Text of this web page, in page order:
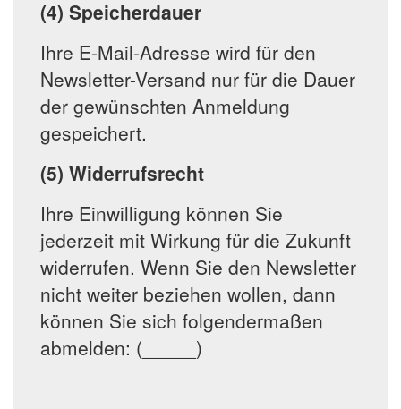
(4) Speicherdauer
Ihre E-Mail-Adresse wird für den
Newsletter-Versand nur für die Dauer
der gewünschten Anmeldung
gespeichert.
(5) Widerrufsrecht
Ihre Einwilligung können Sie
jederzeit mit Wirkung für die Zukunft
widerrufen. Wenn Sie den Newsletter
nicht weiter beziehen wollen, dann
können Sie sich folgendermaßen
abmelden: (_____)